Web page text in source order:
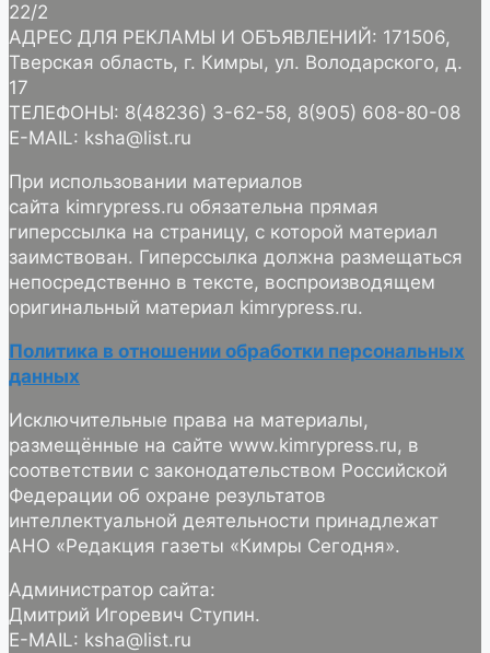
22/2
АДРЕС ДЛЯ РЕКЛАМЫ И ОБЪЯВЛЕНИЙ: 171506,
Тверская область, г. Кимры, ул. Володарского, д.
17
ТЕЛЕФОНЫ: 8(48236) 3-62-58, 8(905) 608-80-08
E-MAIL: ksha@list.ru
При использовании материалов
сайта kimrypress.ru обязательна прямая
гиперссылка на страницу, с которой материал
заимствован. Гиперссылка должна размещаться
непосредственно в тексте, воспроизводящем
оригинальный материал kimrypress.ru.
Политика в отношении обработки персональных
данных
Исключительные права на материалы,
размещённые на сайте www.kimrypress.ru, в
соответствии с законодательством Российской
Федерации об охране результатов
интеллектуальной деятельности принадлежат
АНО «Редакция газеты «Кимры Сегодня».
Администратор сайта:
Дмитрий Игоревич Ступин.
E-MAIL: ksha@list.ru